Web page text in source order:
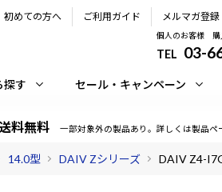
初めての方へ ご利用ガイド メルマガ登録
個人のお客様 購
TEL 03-
探す セール・キャンペーン
料無料 一部対象外の製品あり。詳しくは製品ペ
14.0型 DAIV Zシリーズ DAIV Z4-